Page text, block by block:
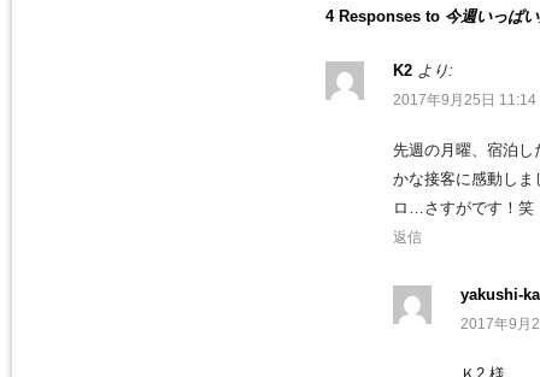
4 Responses to 今週いっぱ
K2 より:
2017年9月25日 11:14
先週の月曜、宿泊
かな接客に感動しま
ロ…さすがです！笑
返信
yakushi-
2017年9月